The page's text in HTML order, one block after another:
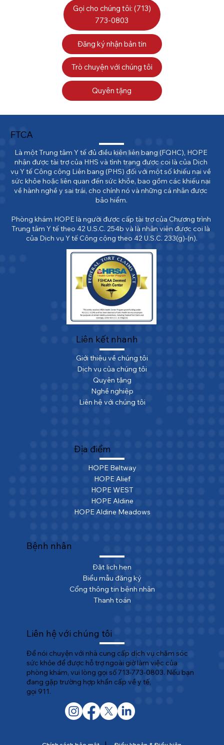
Gọi cho chúng tôi: (713)
773-0803
Đăng ký nhận bản tin
Trò chuyện với chúng tôi
Quyên tặng
Liên kết nhanh
Giới thiệu về chúng tôi
Dịch vụ của chúng tôi
Quyên tặng
Nghề nghiệp
Liên hệ với chúng tôi
Địa điểm
HOPE Beltway
HOPE Alief
HOPE WEST
HOPE Aldine
HOPE Aldine Meadows
Bệnh nhân
Đặt lịch hẹn
Biểu mẫu đăng ký
Cổng thông tin bệnh nhân
Thanh toán
Liên hệ với chúng tôi
Để nói chuyện với nhà cung cấp dịch vụ chăm sóc
sức khỏe để được hỗ trợ ngoài giờ làm việc của
phòng khám, vui lòng gọi số 713-773-0803. Nếu bạn
đang gặp trường hợp khẩn cấp về y tế,
gọi 911.
FTCA
Là một Trung tâm Y tế đủ điều kiện liên bang (FQHC), HOPE
nhận được tài trợ của HHS và tình trạng được coi là của Dịch
vụ Y tế Công cộng Liên bang (PHS) đối với một số khiếu nại về
sức khỏe hoặc liên quan đến sức khỏe, bao gồm các khiếu nại
về hành nghề y sai trái, cho chính nó và những cá nhân được
bảo hiểm.
Phòng khám HOPE là người được cấp tài trợ của Chương trình
Trung tâm Y tế theo 42 U.S.C. 254b và là nhân viên được coi là
của Dịch vụ Y tế Công cộng theo 42 U.S.C. 233(g)-(n).